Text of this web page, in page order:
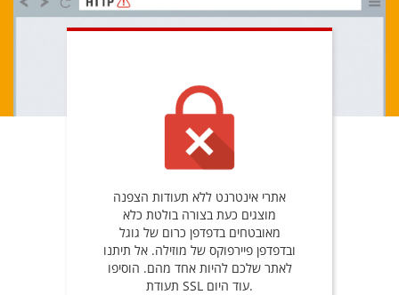
אתרי אינטרנט ללא תעודות הצפנה
מוצגים כעת בצורה בולטת כלא
מאובטחים בדפדפן כרום של גוגל
ובדפדפן פיירפוקס של מוזילה. אל תיתנו
לאתר שלכם להיות אחד מהם. הוסיפו
תעודת SSL עוד היום.